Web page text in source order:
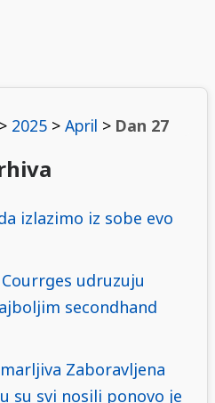
> 2025> April > Dan 27
izlazimo iz sobe evo
udruzuju
secondhand
Zaboravljena
su svi nosili ponovo je